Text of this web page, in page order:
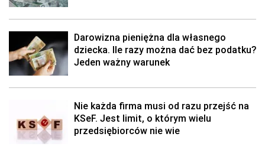
Darowizna pieniężna dla własnego
dziecka. Ile razy można dać bez podatku?
Jeden ważny warunek
Nie każda firma musi od razu przejść na
KSeF. Jest limit, o którym wielu
przedsiębiorców nie wie